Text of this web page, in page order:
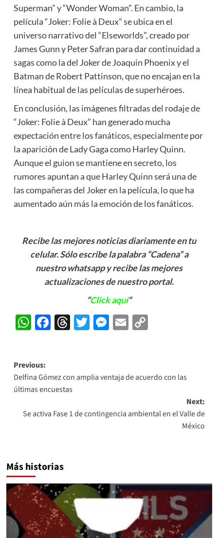
Superman” y “Wonder Woman”. En cambio, la
película “Joker: Folie à Deux” se ubica en el
universo narrativo del “Elseworlds”, creado por
James Gunn y Peter Safran para dar continuidad a
sagas como la del Joker de Joaquin Phoenix y el
Batman de Robert Pattinson, que no encajan en la
línea habitual de las películas de superhéroes.
En conclusión, las imágenes filtradas del rodaje de
“Joker: Folie à Deux” han generado mucha
expectación entre los fanáticos, especialmente por
la aparición de Lady Gaga como Harley Quinn.
Aunque el guion se mantiene en secreto, los
rumores apuntan a que Harley Quinn será una de
las compañeras del Joker en la película, lo que ha
aumentado aún más la emoción de los fanáticos.
Recibe las mejores noticias diariamente en tu
celular. Sólo escribe la palabra “Cadena” a
nuestro whatsapp y recibe las mejores
actualizaciones de nuestro portal.
“Click aquí“
WhatsApp
Facebook
Threads
Twitter
Messenger
EmailCopy
Post
navigation
Previous:
Delfina Gómez con amplia ventaja de acuerdo con las
últimas encuestas
Next:
Se activa Fase 1 de contingencia ambiental en el Valle de
México
Más historias